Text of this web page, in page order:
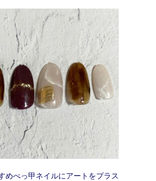
めべっ甲ネイルにアートをプラス